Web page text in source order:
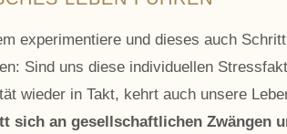
experimentiere und dieses auch
Sind uns diese individuellen
wieder in Takt, kehrt auch unsere
sich an gesellschaftlichen Zwängen